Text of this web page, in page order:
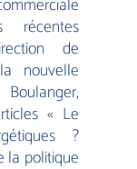
récentes
de
nouvelle
« Le
?
la politique